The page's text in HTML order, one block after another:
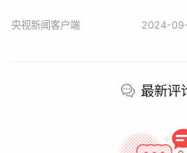
加上了胡麻（后世叫芝麻）
帝很喜欢吃胡饼，引得京城
央视新闻客户端 2024-
最新评